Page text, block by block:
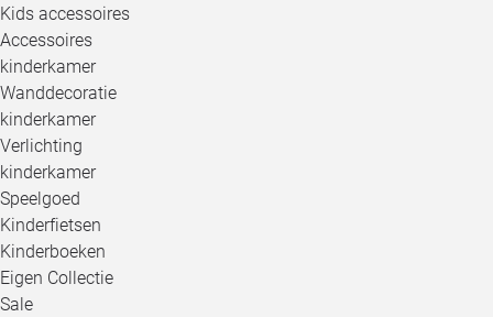
Kids accessoires
Accessoires
kinderkamer
Wanddecoratie
kinderkamer
Verlichting
kinderkamer
Speelgoed
Kinderfietsen
Kinderboeken
Eigen Collectie
Sale